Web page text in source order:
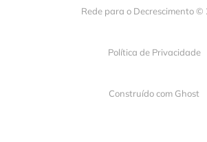
Rede para o Decrescimento ©
Política de Privacidade
Construído com Ghost